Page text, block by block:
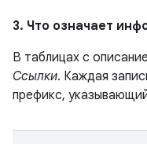
3. Что означает
В таблицах с
Ссылки. Каждая
префикс,